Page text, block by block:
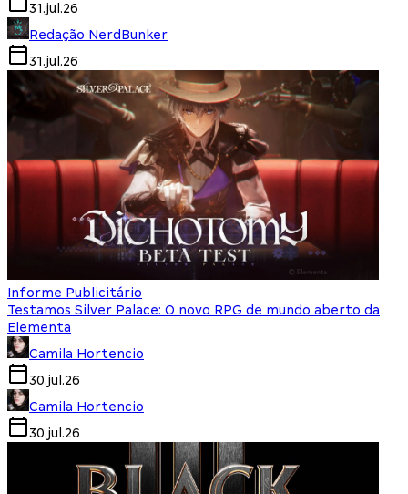
31.jul.26
Redação NerdBunker
31.jul.26
Informe Publicitário
Testamos Silver Palace: O novo RPG de mundo aberto da
Elementa
Camila Hortencio
30.jul.26
Camila Hortencio
30.jul.26